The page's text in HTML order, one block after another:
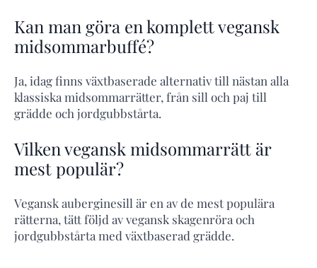
Kan man göra en komplett vegansk
midsommarbuffé?
Ja, idag finns växtbaserade alternativ till nästan alla
klassiska midsommarrätter, från sill och paj till
grädde och jordgubbstårta.
Vilken vegansk midsommarrätt är
mest populär?
Vegansk auberginesill är en av de mest populära
rätterna, tätt följd av vegansk skagenröra och
jordgubbstårta med växtbaserad grädde.